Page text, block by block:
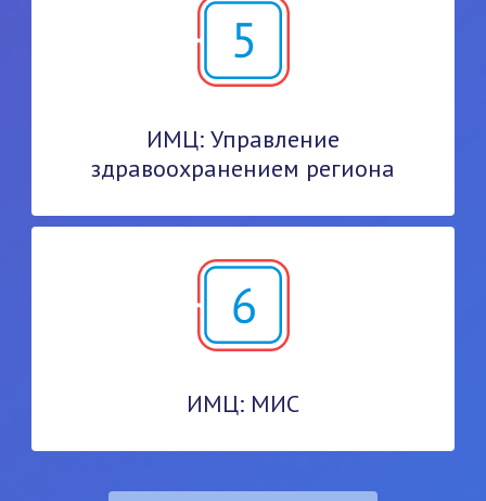
ИМЦ: Управление
здравоохранением региона
ИМЦ: МИС